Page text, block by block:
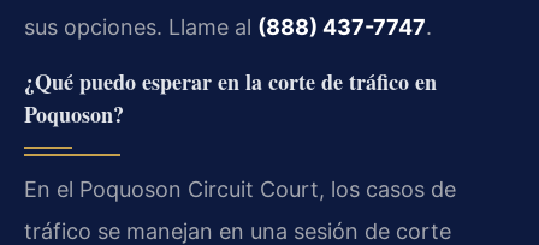
sus opciones. Llame al (888) 437-7747.
¿Qué puedo esperar en la corte de tráfico en
Poquoson?
En el Poquoson Circuit Court, los casos de
tráfico se manejan en una sesión de corte